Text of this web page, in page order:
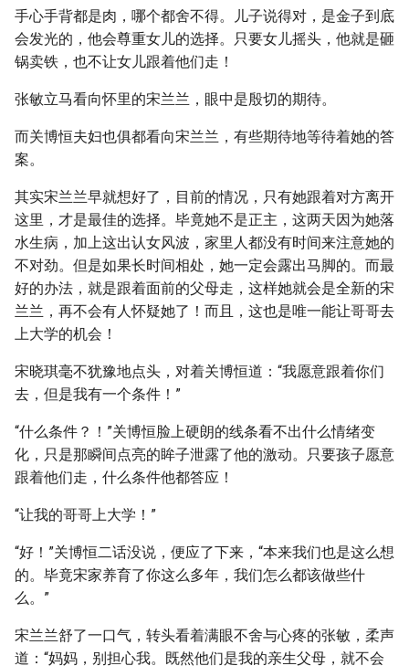
手心手背都是肉，哪个都舍不得。儿子说得对，是金子到底
会发光的，他会尊重女儿的选择。只要女儿摇头，他就是砸
锅卖铁，也不让女儿跟着他们走！
张敏立马看向怀里的宋兰兰，眼中是殷切的期待。
而关博恒夫妇也俱都看向宋兰兰，有些期待地等待着她的答
案。
其实宋兰兰早就想好了，目前的情况，只有她跟着对方离开
这里，才是最佳的选择。毕竟她不是正主，这两天因为她落
水生病，加上这出认女风波，家里人都没有时间来注意她的
不对劲。但是如果长时间相处，她一定会露出马脚的。而最
好的办法，就是跟着面前的父母走，这样她就会是全新的宋
兰兰，再不会有人怀疑她了！而且，这也是唯一能让哥哥去
上大学的机会！
宋晓琪毫不犹豫地点头，对着关博恒道：“我愿意跟着你们
去，但是我有一个条件！”
“什么条件？！”关博恒脸上硬朗的线条看不出什么情绪变
化，只是那瞬间点亮的眸子泄露了他的激动。只要孩子愿意
跟着他们走，什么条件他都答应！
“让我的哥哥上大学！”
“好！”关博恒二话没说，便应了下来，“本来我们也是这么想
的。毕竟宋家养育了你这么多年，我们怎么都该做些什
么。”
宋兰兰舒了一口气，转头看着满眼不舍与心疼的张敏，柔声
道：“妈妈，别担心我。既然他们是我的亲生父母，就不会